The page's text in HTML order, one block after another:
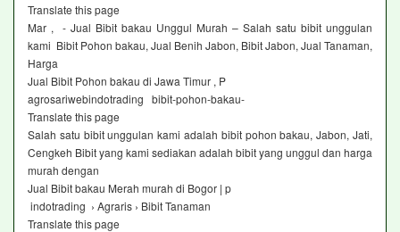
Translate this page
Mar , - Jual Bibit bakau Unggul Murah – Salah satu bibit unggulan
kami Bibit Pohon bakau, Jual Benih Jabon, Bibit Jabon, Jual Tanaman,
Harga
Jual Bibit Pohon bakau di Jawa Timur , P
agrosariwebindotrading bibit-pohon-bakau-
Translate this page
Salah satu bibit unggulan kami adalah bibit pohon bakau, Jabon, Jati,
Cengkeh Bibit yang kami sediakan adalah bibit yang unggul dan harga
murah dengan
Jual Bibit bakau Merah murah di Bogor | p
indotrading › Agraris › Bibit Tanaman
Translate this page